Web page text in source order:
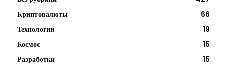
Криптовалюты
66
Технологии
19
Космос
15
Разработки
15